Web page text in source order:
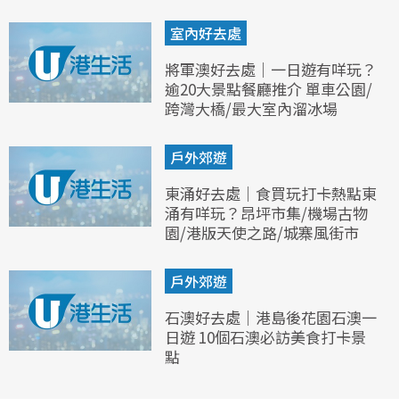
室內好去處
將軍澳好去處｜一日遊有咩玩？
逾20大景點餐廳推介 單車公園/
跨灣大橋/最大室內溜冰場
戶外郊遊
東涌好去處｜食買玩打卡熱點東
涌有咩玩？昂坪市集/機場古物
園/港版天使之路/城寨風街市
戶外郊遊
石澳好去處｜港島後花園石澳一
日遊 10個石澳必訪美食打卡景
點